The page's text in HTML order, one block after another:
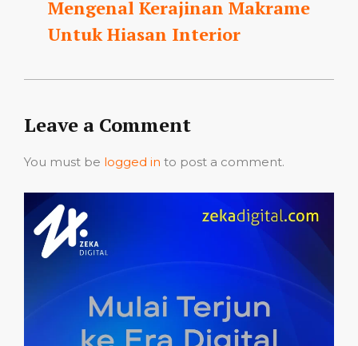
Mengenal Kerajinan Makrame
Untuk Hiasan Interior
Leave a Comment
You must be logged in to post a comment.